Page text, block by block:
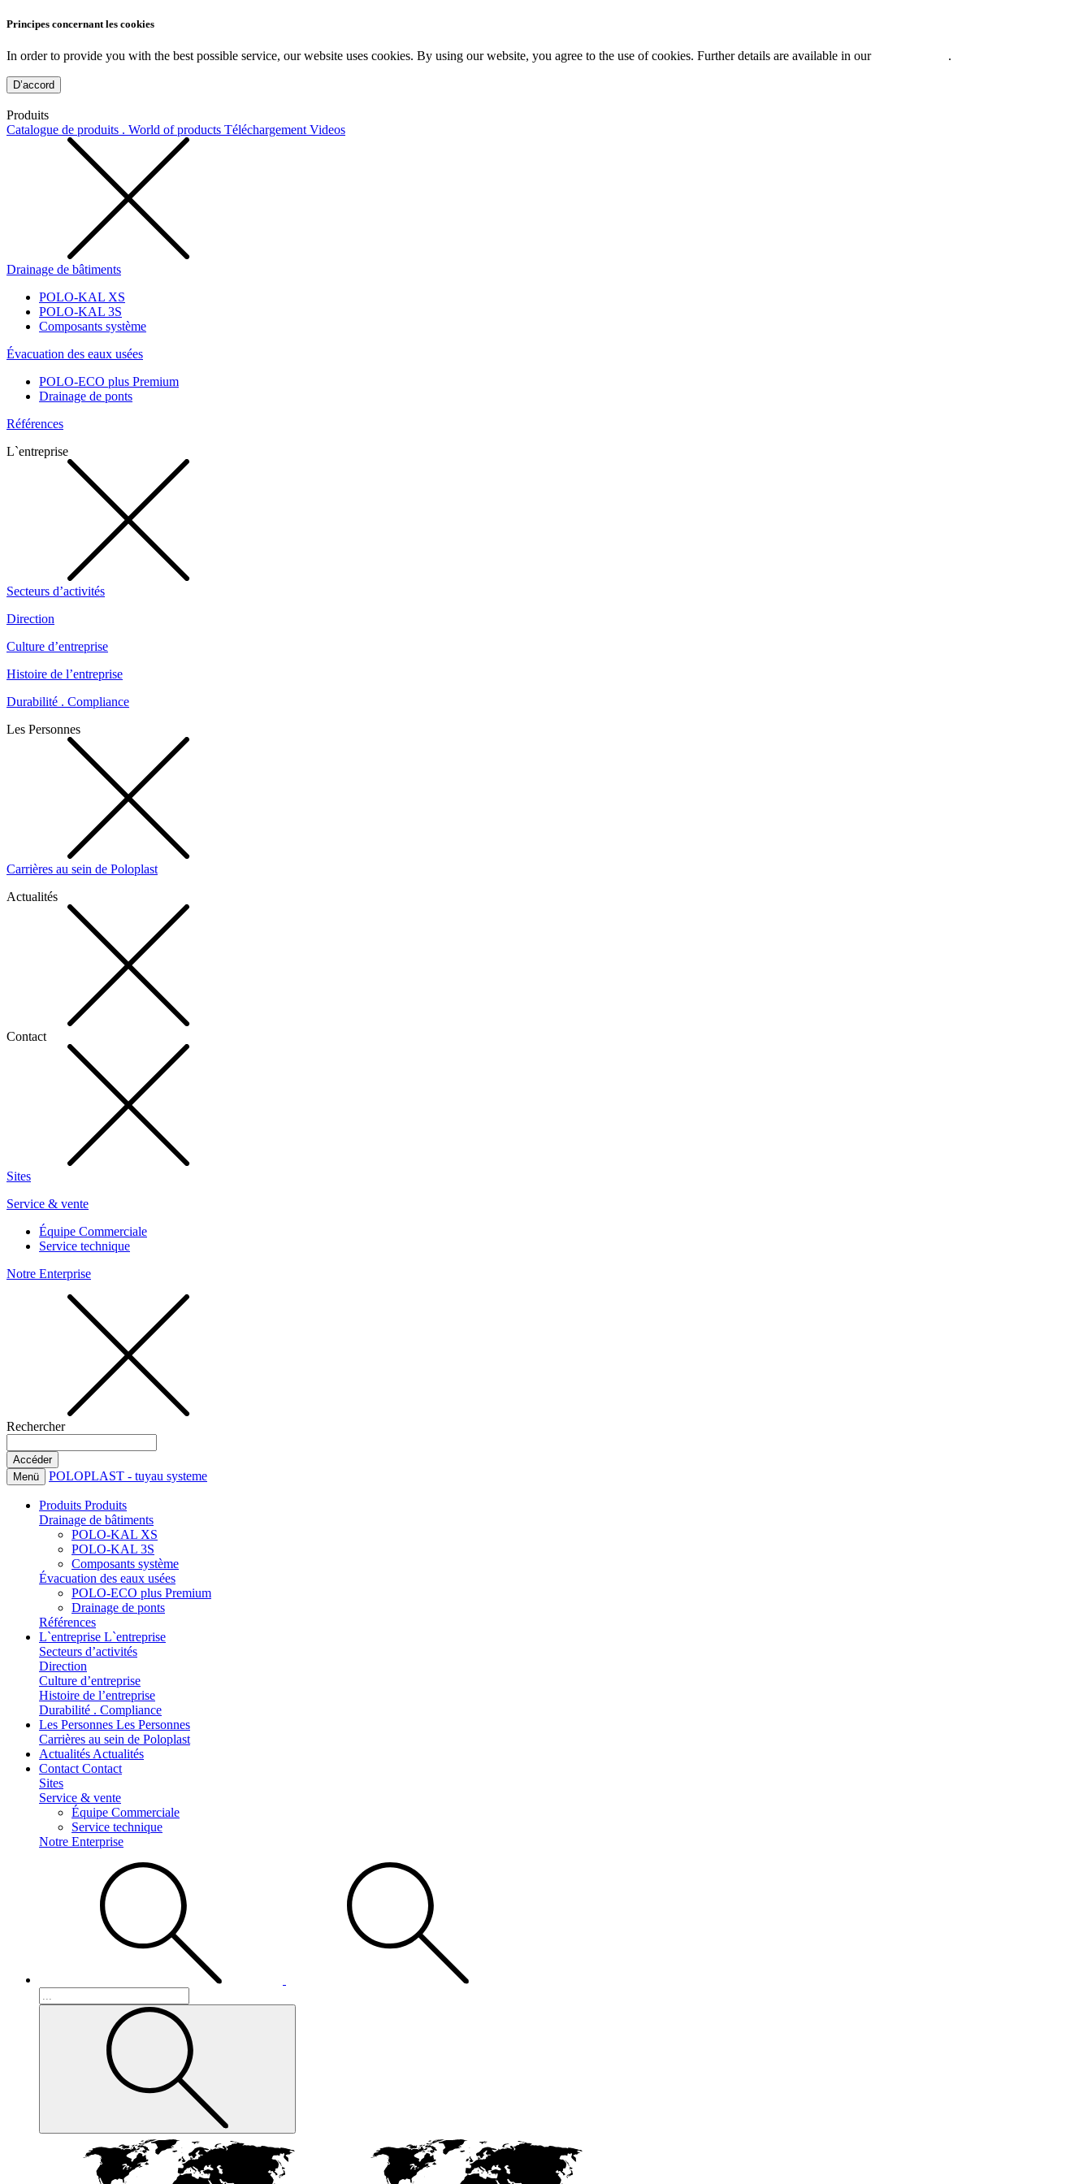
Principes concernant les cookies
In order to provide you with the best possible service, our website uses cookies. By using our website, you agree to the use of cookies. Further details are available in our .
D’accord
Produits
Catalogue de produits . World of products Téléchargement Videos
Drainage de bâtiments
POLO-KAL XS
POLO-KAL 3S
Composants système
Évacuation des eaux usées
POLO-ECO plus Premium
Drainage de ponts
Références
L`entreprise
Secteurs d’activités
Direction
Culture d’entreprise
Histoire de l’entreprise
Durabilité . Compliance
Les Personnes
Carrières au sein de Poloplast
Actualités
Contact
Sites
Service & vente
Équipe Commerciale
Service technique
Notre Enterprise
Rechercher
Menü POLOPLAST - tuyau systeme
Produits Produits
Drainage de bâtiments
POLO-KAL XS
POLO-KAL 3S
Composants système
Évacuation des eaux usées
POLO-ECO plus Premium
Drainage de ponts
Références
L`entreprise L`entreprise
Secteurs d’activités
Direction
Culture d’entreprise
Histoire de l’entreprise
Durabilité . Compliance
Les Personnes Les Personnes
Carrières au sein de Poloplast
Actualités Actualités
Contact Contact
Sites
Service & vente
Équipe Commerciale
Service technique
Notre Enterprise